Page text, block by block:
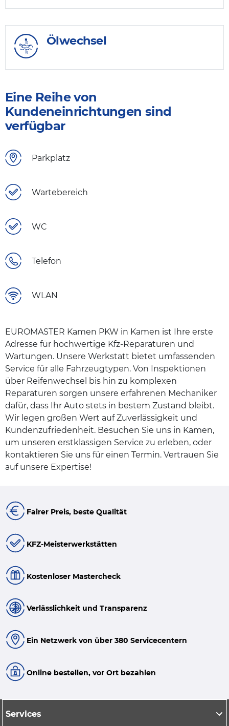
Ölwechsel
Eine Reihe von
Kundeneinrichtungen sind
verfügbar
Parkplatz
Wartebereich
WC
Telefon
WLAN
EUROMASTER Kamen PKW in Kamen ist Ihre erste
Adresse für hochwertige Kfz-Reparaturen und
Wartungen. Unsere Werkstatt bietet umfassenden
Service für alle Fahrzeugtypen. Von Inspektionen
über Reifenwechsel bis hin zu komplexen
Reparaturen sorgen unsere erfahrenen Mechaniker
dafür, dass Ihr Auto stets in bestem Zustand bleibt.
Wir legen großen Wert auf Zuverlässigkeit und
Kundenzufriedenheit. Besuchen Sie uns in Kamen,
um unseren erstklassigen Service zu erleben, oder
kontaktieren Sie uns für einen Termin. Vertrauen Sie
auf unsere Expertise!
Fairer Preis, beste Qualität
KFZ-Meisterwerkstätten
Kostenloser Mastercheck
Verlässlichkeit und Transparenz
Ein Netzwerk von über 380 Servicecentern
Online bestellen, vor Ort bezahlen
Services